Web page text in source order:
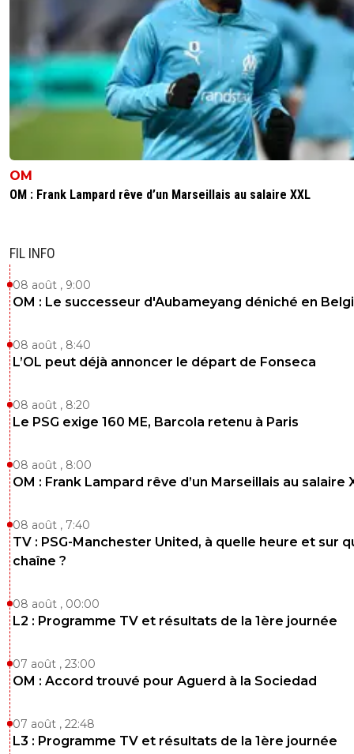
OM
OM : Frank Lampard rêve d’un Marseillais au salaire XXL
FIL INFO
08 août , 9:00
OM : Le successeur d'Aubameyang déniché en
08 août , 8:40
L’OL peut déjà annoncer le départ de Fonseca
08 août , 8:20
Le PSG exige 160 ME, Barcola retenu à Paris
08 août , 8:00
OM : Frank Lampard rêve d’un Marseillais au salaire
08 août , 7:40
TV : PSG-Manchester United, à quelle heure et sur
chaîne ?
08 août , 00:00
L2 : Programme TV et résultats de la 1ère journée
07 août , 23:00
OM : Accord trouvé pour Aguerd à la Sociedad
07 août , 22:48
L3 : Programme TV et résultats de la 1ère journée